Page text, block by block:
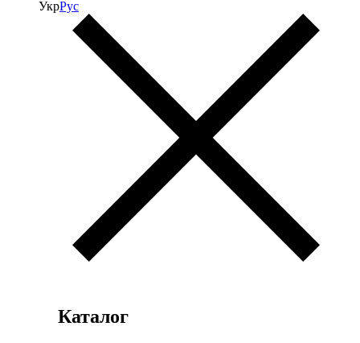
УкрРус
Каталог